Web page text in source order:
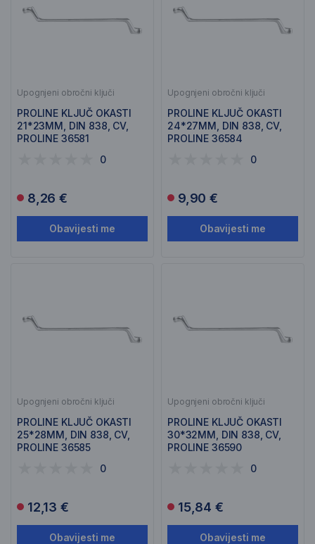
Upognjeni obročni ključi
PROLINE KLJUČ OKASTI
21*23MM, DIN 838, CV,
PROLINE 36581
0
8,26 €
Obavijesti me
Upognjeni obročni ključi
PROLINE KLJUČ OKASTI
24*27MM, DIN 838, CV,
PROLINE 36584
0
9,90 €
Obavijesti me
Upognjeni obročni ključi
PROLINE KLJUČ OKASTI
25*28MM, DIN 838, CV,
PROLINE 36585
0
12,13 €
Obavijesti me
Upognjeni obročni ključi
PROLINE KLJUČ OKASTI
30*32MM, DIN 838, CV,
PROLINE 36590
0
15,84 €
Obavijesti me